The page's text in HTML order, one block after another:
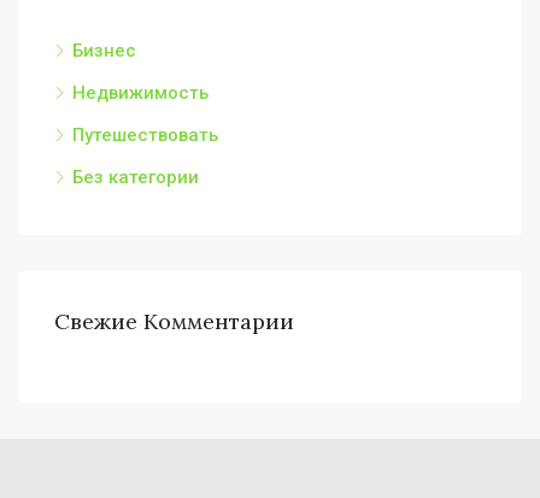
Бизнес
Недвижимость
Путешествовать
Без категории
Свежие Комментарии